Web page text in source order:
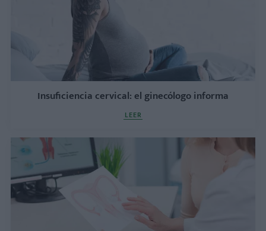
Insuficiencia cervical: el ginecólogo informa
LEER